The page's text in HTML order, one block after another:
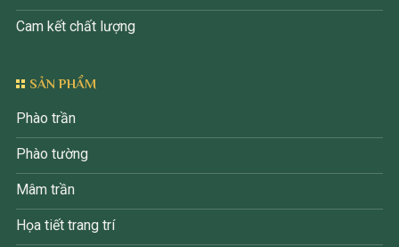
Cam kết chất lượng
SẢN PHẨM
Phào trần
Phào tường
Mâm trần
Họa tiết trang trí